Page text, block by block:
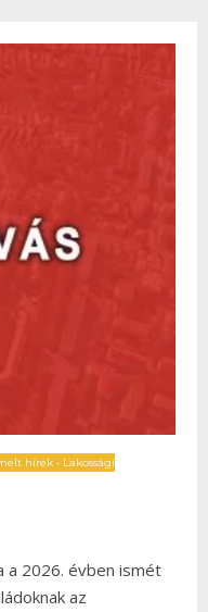
hírek • Lakossági
a 2026. évben ismét
az